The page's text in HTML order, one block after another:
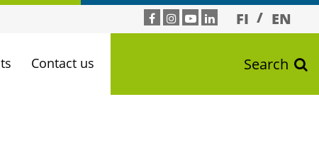
FI EN
Contact us Search